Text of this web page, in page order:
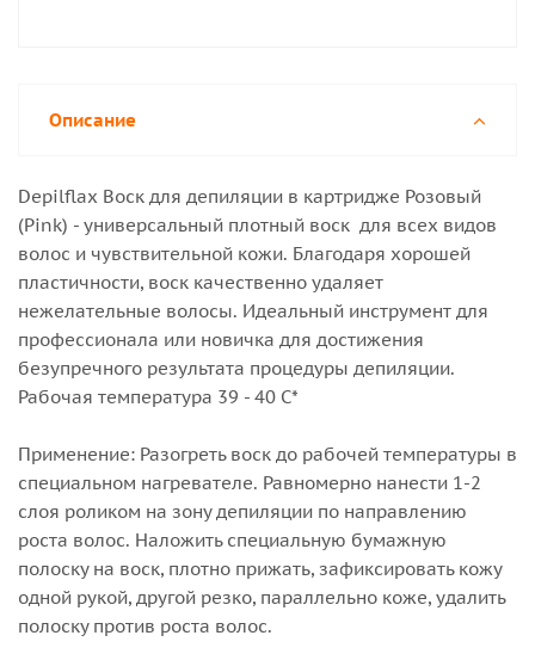
Описание
Depilflax Воск для депиляции в картридже Розовый
(Pink) - универсальный плотный воск для всех видов
волос и чувствительной кожи. Благодаря хорошей
пластичности, воск качественно удаляет
нежелательные волосы. Идеальный инструмент для
профессионала или новичка для достижения
безупречного результата процедуры депиляции.
Рабочая температура 39 - 40 С*
Применение: Разогреть воск до рабочей температуры в
специальном нагревателе. Равномерно нанести 1-2
слоя роликом на зону депиляции по направлению
роста волос. Наложить специальную бумажную
полоску на воск, плотно прижать, зафиксировать кожу
одной рукой, другой резко, параллельно коже, удалить
полоску против роста волос.